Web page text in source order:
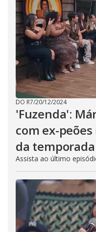
DO R7/20/12/2024
'Fuzenda':
com ex-
da
Assista ao último